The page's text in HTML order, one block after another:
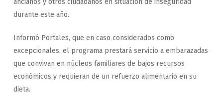
durante este año.
Informó Portales, que en caso considerados como
excepcionales, el programa prestará servicio a embarazadas
que convivan en núcleos familiares de bajos recursos
económicos y requieran de un refuerzo alimentario en su
dieta.